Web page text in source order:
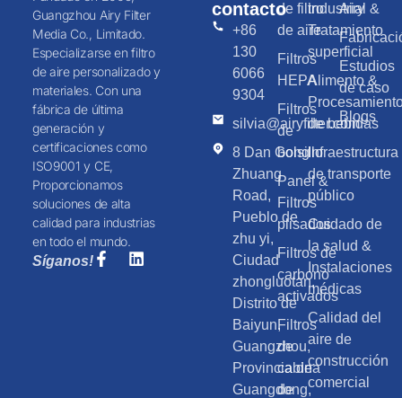
Guangzhou Airy Filter
Media Co., Limitado.
Especializarse en filtro
de aire personalizado y
materiales. Con una
fábrica de última
generación y
certificaciones como
ISO9001 y CE,
Proporcionamos
soluciones de alta
calidad para industrias
en todo el mundo.
Síganos!
de filtro
de aire
Filtros
HEPA
Filtros
de
bolsillo
Panel &
Filtros
plisados
Filtros de
carbono
activados
Filtros
de
cabina
de
industrial &
Tratamiento
superficial
Alimento &
de bebidas
Infraestructura
de transporte
público
Cuidado de
la salud &
Instalaciones
médicas
Calidad del
aire de
construcción
comercial
Airy
Estudios
de caso
Blogs
contacto
+86
130
6066
9304
silvia@airyfilter.com
8 Dan Gong
Zhuang
Road,
Pueblo de
zhu yi,
Ciudad
zhongluotan,
Distrito de
Baiyun,
Guangzhou,
Provincia de
Guangdong,